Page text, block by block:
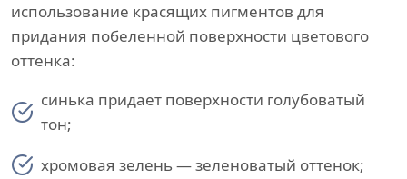
использование красящих пигментов для
придания побеленной поверхности цветового
оттенка:
синька придает поверхности голубоватый
тон;
хромовая зелень — зеленоватый оттенок;